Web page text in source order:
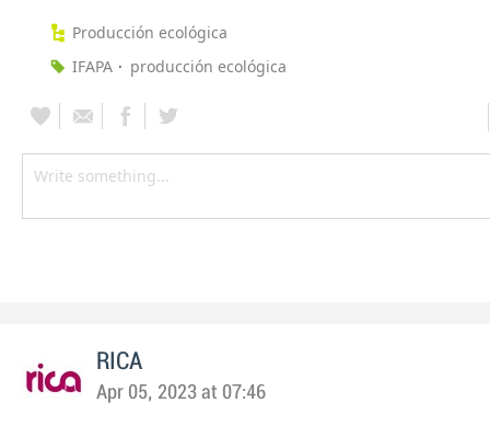
Producción ecológica
IFAPA
producción ecológica
RICA
Apr 05, 2023 at 07:46